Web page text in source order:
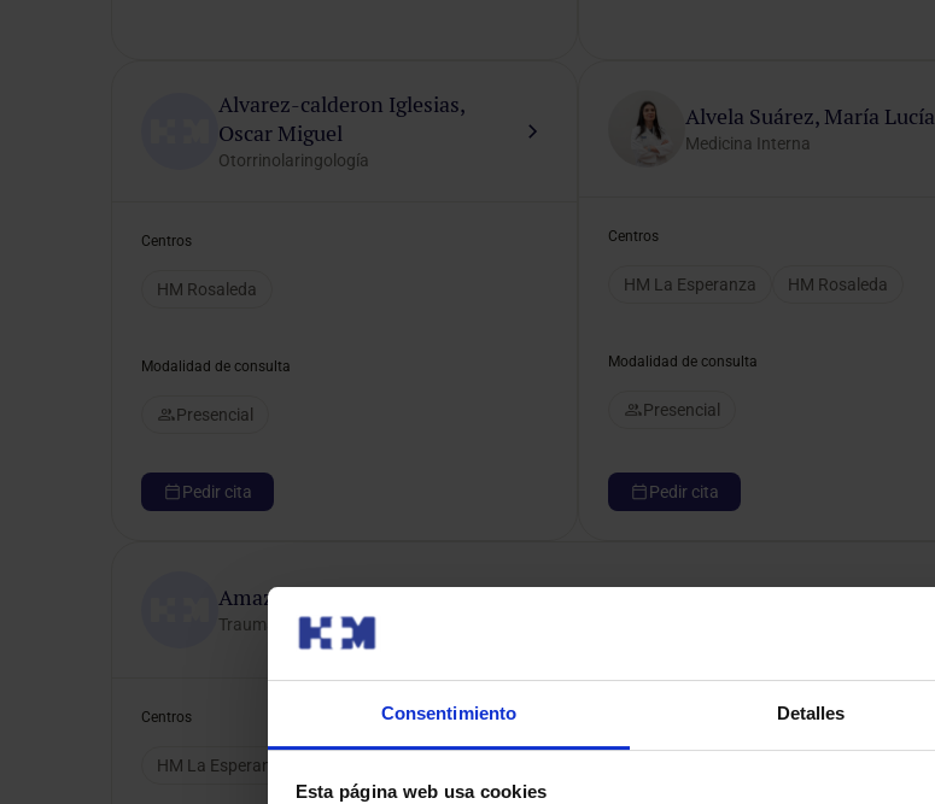
Consentimiento Detalles
Esta página web usa cookies
Alvarez-calderon Iglesias,
Oscar Miguel
Otorrinolaringología
Centros
HM Rosaleda
Modalidad de consulta
Presencial
Pedir cita
Alvela Suárez, María Lucía
Medicina Interna
Centros
HM La Esperanza HM Rosaleda
Modalidad de consulta
Presencial
Pedir cita
Amaz Escanlar, Samer
Traumatología
Centros
HM La Esperanza